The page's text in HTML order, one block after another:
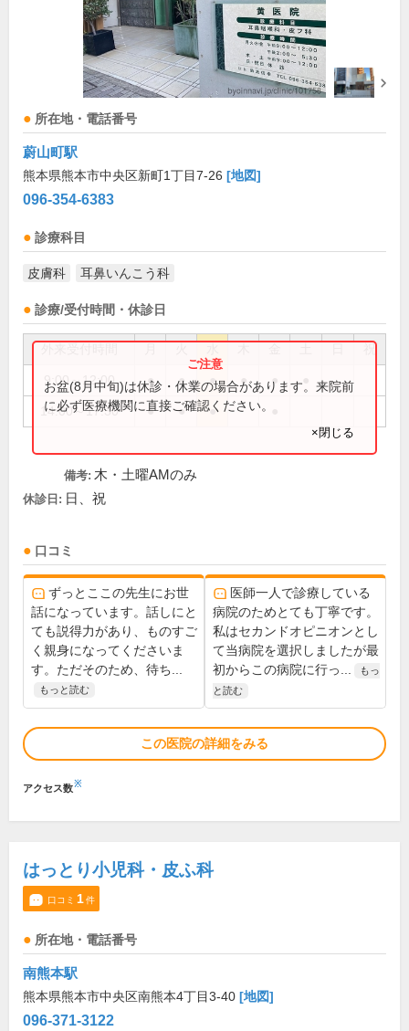
所在地・電話番号
蔚山町駅
熊本県熊本市中央区新町1丁目7-26 [地図]
096-354-6383
診療科目
皮膚科 耳鼻いんこう科
診療/受付時間・休診日
祝
9:00～12:00 ● ● ● ● ●
14:00～17:30 ● ● ●
お盆(8月中旬)は休診・休業の場合があります。来院前
に必ず医療機関に直接ご確認ください。
×閉じる
備考: 木・土曜AMのみ
休診日: 日、祝
口コミ
ずっとここの先生にお世
話になっています。話しにと
ても説得力があり、ものすご
く親身になってくださいま
す。ただそのため、待ち...
もっと読む
医師一人で診療している
病院のためとても丁寧です。
私はセカンドオピニオンとし
て当病院を選択しましたが最
初からこの病院に行っ...
もっ
と読む
この医院の詳細をみる
アクセス数※
はっとり小児科・皮ふ科
口コミ 1件
所在地・電話番号
南熊本駅
熊本県熊本市中央区南熊本4丁目3-40 [地図]
096-371-3122